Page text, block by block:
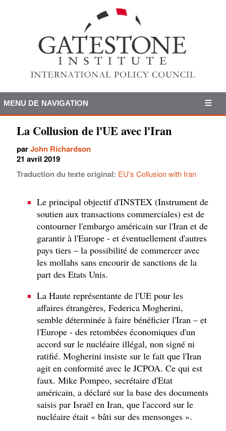
MENU DE NAVIGATION
La Collusion de l'UE avec l'Iran
parJohn Richardson
21 avril 2019
Traduction du texte original: EU's Collusion with Iran
Le principal objectif d'INSTEX (Instrument de
soutien aux transactions commerciales) est de
contourner l'embargo américain sur l'Iran et de
garantir à l'Europe - et éventuellement d'autres
pays tiers – la possibilité de commercer avec
les mollahs sans encourir de sanctions de la
part des Etats Unis.
La Haute représentante de l'UE pour les
affaires étrangères, Federica Mogherini,
semble déterminée à faire bénéficier l'Iran – et
l'Europe - des retombées économiques d'un
accord sur le nucléaire illégal, non signé ni
ratifié. Mogherini insiste sur le fait que l'Iran
agit en conformité avec le JCPOA. Ce qui est
faux. Mike Pompeo, secrétaire d'Etat
américain, a déclaré sur la base des documents
saisis par Israël en Iran, que l'accord sur le
nucléaire était « bâti sur des mensonges ».